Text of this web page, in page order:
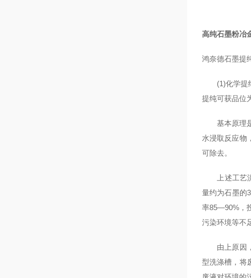
高纯石墨粉冶
鸿奈德石墨提
(1)化学提纯
提纯可获品位
基本原理是
水浸取反应物
可除去。
上述工艺流
量约为石墨的
率85—90%，
污染环境等不
由上原因，
型洗涤槽，将